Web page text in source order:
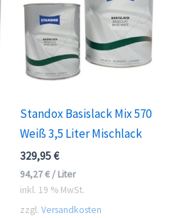
Standox Basislack Mix 570
Weiß 3,5 Liter Mischlack
329,95€
94,27€ / Liter
inkl. 19 % MwSt.
zzgl. Versandkosten